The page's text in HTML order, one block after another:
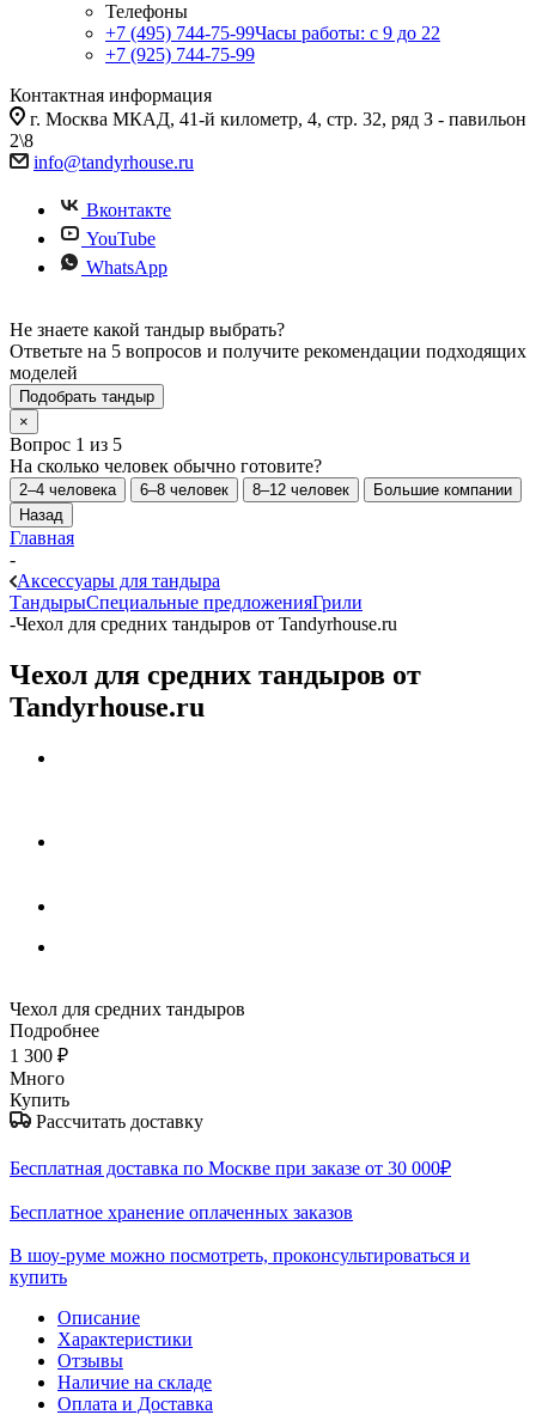
Телефоны
+7 (495) 744-75-99Часы работы: c 9 до 22
+7 (925) 744-75-99
Контактная информация
г. Москва МКАД, 41-й километр, 4, стр. 32, ряд З - павильон
2\8
info@tandyrhouse.ru
Вконтакте
YouTube
WhatsApp
Не знаете какой тандыр выбрать?
Ответьте на 5 вопросов и получите рекомендации подходящих
моделей
Подобрать тандыр
×
Вопрос 1 из 5
На сколько человек обычно готовите?
2–4 человека 6–8 человек 8–12 человек
Большие компании
Назад
Главная
-
Аксессуары для тандыра
ТандырыСпециальные предложенияГрили
-Чехол для средних тандыров от Tandyrhouse.ru
Чехол для средних тандыров от
Tandyrhouse.ru
Чехол для средних тандыров
Подробнее
1 300 ₽
Много
Купить
Рассчитать доставку
Бесплатная доставка по Москве при заказе от 30 000₽
Бесплатное хранение оплаченных заказов
В шоу-руме можно посмотреть, проконсультироваться и
купить
Описание
Характеристики
Отзывы
Наличие на складе
Оплата и Доставка